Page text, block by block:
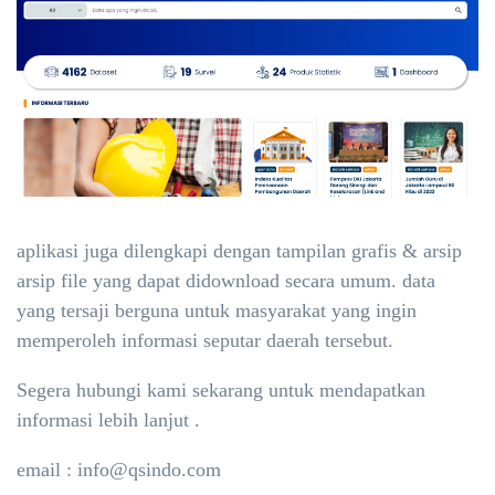
aplikasi juga dilengkapi dengan tampilan grafis & arsip
arsip file yang dapat didownload secara umum. data
yang tersaji berguna untuk masyarakat yang ingin
memperoleh informasi seputar daerah tersebut.
Segera hubungi kami sekarang untuk mendapatkan
informasi lebih lanjut .
email : info@qsindo.com